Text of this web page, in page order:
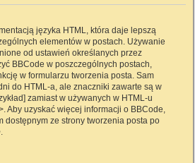
języka HTML, która daje lepszą
elementów w postach. Używanie
od ustawień określanych przez
BBCode w poszczególnych postach,
w formularzu tworzenia posta. Sam
do HTML-a, ale znaczniki zawarte są w
zamiast w używanych w HTML-u
Aby uzyskać więcej informacji o BBCode,
dostępnym ze strony tworzenia posta po
.